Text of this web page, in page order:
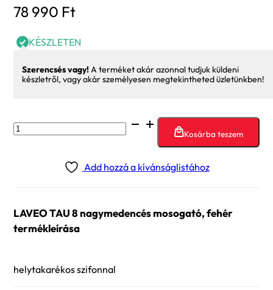
78 990 Ft
KÉSZLETEN
Szerencsés vagy!A terméket akár azonnal tudjuk küldeni
készletről, vagy akár személyesen megtekintheted üzletünkben!
LAVEO
TAU
nagymedencés
mennyiség
Kosárba teszem
Add hozzá a kívánságlistához
LAVEO TAU 8 nagymedencés mosogató, fehér
termékleírása
helytakarékos szifonnal